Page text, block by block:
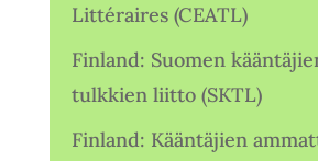
Littéraires (CEATL)
Finland: Suomen
tulkkien liitto (SKTL)
Finland: Kääntäjien